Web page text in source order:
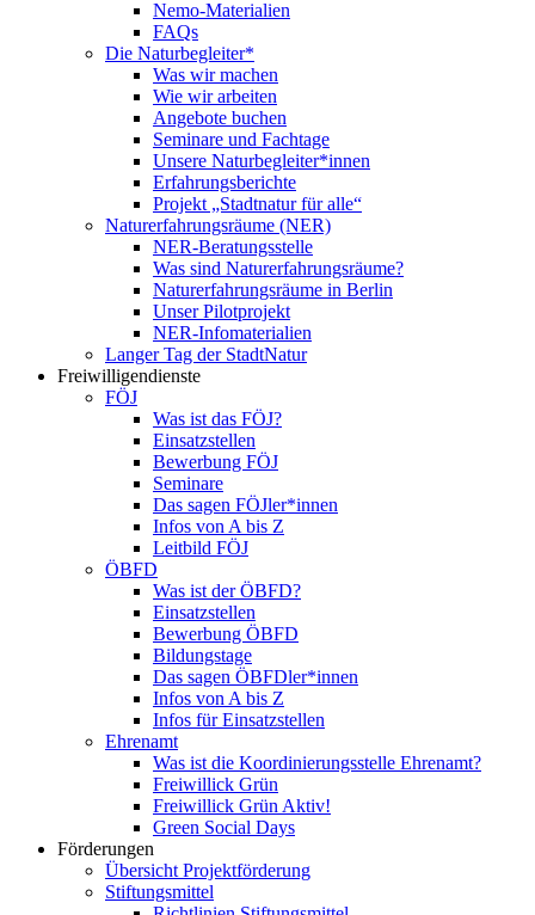
Nemo-Materialien
FAQs
Die Naturbegleiter*
Was wir machen
Wie wir arbeiten
Angebote buchen
Seminare und Fachtage
Unsere Naturbegleiter*innen
Erfahrungsberichte
Projekt „Stadtnatur für alle“
Naturerfahrungsräume (NER)
NER-Beratungsstelle
Was sind Naturerfahrungsräume?
Naturerfahrungsräume in Berlin
Unser Pilotprojekt
NER-Infomaterialien
Langer Tag der StadtNatur
Freiwilligendienste
FÖJ
Was ist das FÖJ?
Einsatzstellen
Bewerbung FÖJ
Seminare
Das sagen FÖJler*innen
Infos von A bis Z
Leitbild FÖJ
ÖBFD
Was ist der ÖBFD?
Einsatzstellen
Bewerbung ÖBFD
Bildungstage
Das sagen ÖBFDler*innen
Infos von A bis Z
Infos für Einsatzstellen
Ehrenamt
Was ist die Koordinierungsstelle Ehrenamt?
Freiwillick Grün
Freiwillick Grün Aktiv!
Green Social Days
Förderungen
Übersicht Projektförderung
Stiftungsmittel